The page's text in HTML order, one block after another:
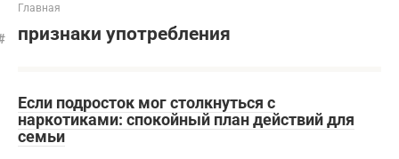
Главная
признаки употребления
Если подросток мог столкнуться с
наркотиками: спокойный план действий для
семьи